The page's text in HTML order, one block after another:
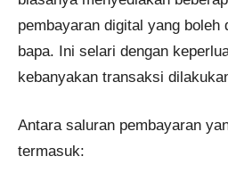
pembayaran digital yang boleh
bapa. Ini selari dengan
kebanyakan transaksi
Antara saluran pembayaran
termasuk: